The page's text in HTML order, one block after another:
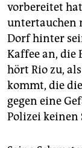
vorbereitet
untertauchen
Dorf hinter
Kaffee an, die
hört Rio zu,
kommt, die
gegen eine
Polizei keinen